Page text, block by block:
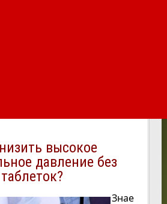
высокое
давление без
таблеток?
Знае